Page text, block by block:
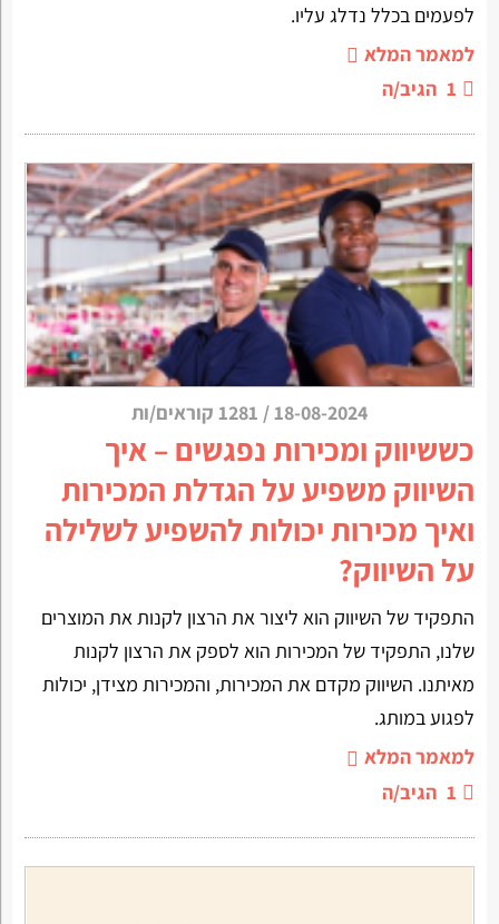
לפעמים בכלל נדלג עליו.
למאמר המלא
1 הגיב/ה
18-08-2024
/ 1281 קוראים/ות
כששיווק ומכירות נפגשים – איך
השיווק משפיע על הגדלת המכירות
ואיך מכירות יכולות להשפיע לשלילה
על השיווק?
התפקיד של השיווק הוא ליצור את הרצון לקנות את המוצרים
שלנו, התפקיד של המכירות הוא לספק את הרצון לקנות
מאיתנו. השיווק מקדם את המכירות, והמכירות מצידן, יכולות
לפגוע במותג.
למאמר המלא
1 הגיב/ה